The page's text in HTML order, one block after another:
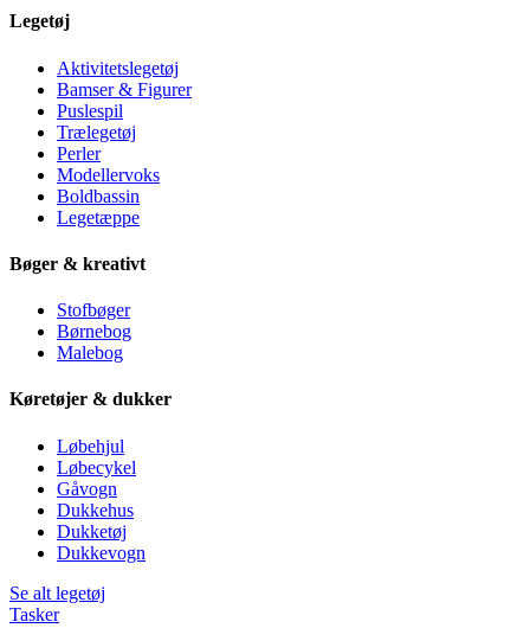
Legetøj
Aktivitetslegetøj
Bamser & Figurer
Puslespil
Trælegetøj
Perler
Modellervoks
Boldbassin
Legetæppe
Bøger & kreativt
Stofbøger
Børnebog
Malebog
Køretøjer & dukker
Løbehjul
Løbecykel
Gåvogn
Dukkehus
Dukketøj
Dukkevogn
Se alt legetøj
Tasker